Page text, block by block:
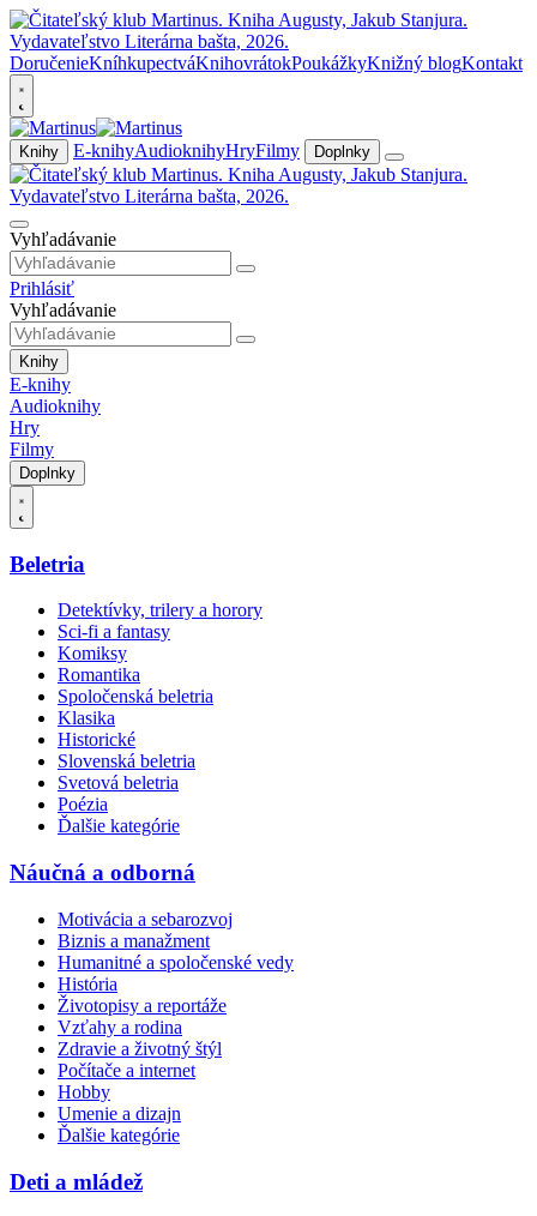
DoručenieKníhkupectváKnihovrátokPoukážkyKnižný blogKontakt
Knihy E-knihyAudioknihyHryFilmy Doplnky
Vyhľadávanie
Prihlásiť
Vyhľadávanie
Knihy
E-knihy
Audioknihy
Hry
Filmy
Doplnky
Beletria
Detektívky, trilery a horory
Sci-fi a fantasy
Komiksy
Romantika
Spoločenská beletria
Klasika
Historické
Slovenská beletria
Svetová beletria
Poézia
Ďalšie kategórie
Náučná a odborná
Motivácia a sebarozvoj
Biznis a manažment
Humanitné a spoločenské vedy
História
Životopisy a reportáže
Vzťahy a rodina
Zdravie a životný štýl
Počítače a internet
Hobby
Umenie a dizajn
Ďalšie kategórie
Deti a mládež